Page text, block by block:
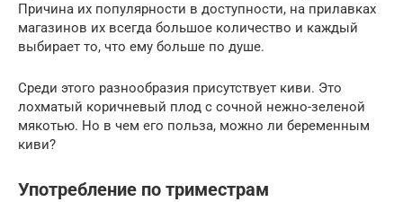
Причина их популярности в доступности, на прилавках
магазинов их всегда большое количество и каждый
выбирает то, что ему больше по душе.
Среди этого разнообразия присутствует киви. Это
лохматый коричневый плод с сочной нежно-зеленой
мякотью. Но в чем его польза, можно ли беременным
киви?
Употребление по триместрам